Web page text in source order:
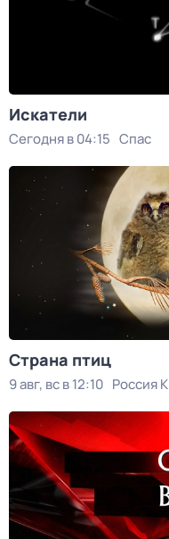
Искатели
Сегодня в 04:15 Спас
Страна птиц
9 авг, вс в 12:10 Россия К